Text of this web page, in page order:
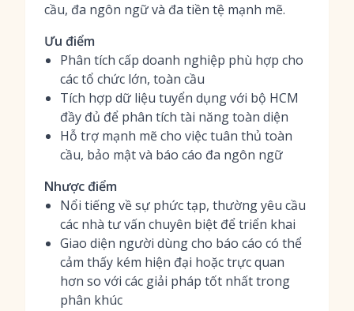
cầu, đa ngôn ngữ và đa tiền tệ mạnh mẽ.
Ưu điểm
Phân tích cấp doanh nghiệp phù hợp cho
các tổ chức lớn, toàn cầu
Tích hợp dữ liệu tuyển dụng với bộ HCM
đầy đủ để phân tích tài năng toàn diện
Hỗ trợ mạnh mẽ cho việc tuân thủ toàn
cầu, bảo mật và báo cáo đa ngôn ngữ
Nhược điểm
Nổi tiếng về sự phức tạp, thường yêu cầu
các nhà tư vấn chuyên biệt để triển khai
Giao diện người dùng cho báo cáo có thể
cảm thấy kém hiện đại hoặc trực quan
hơn so với các giải pháp tốt nhất trong
phân khúc